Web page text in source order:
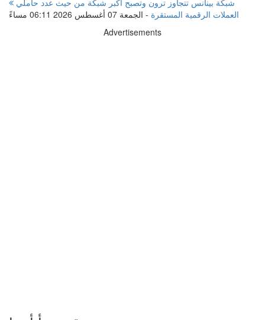
العملات الرقمية المستقرة - الجمعة 07 أغسطس 2026 06:11 مساءً
Advertisements